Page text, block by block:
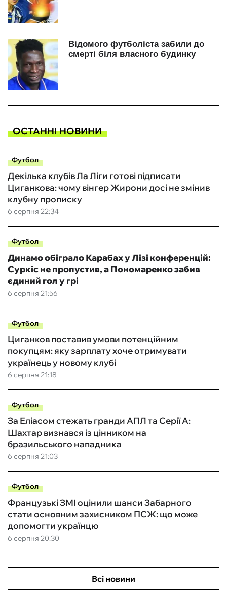
ОСТАННІ НОВИНИ
Футбол
6 серпня 22:34
Декілька клубів Ла Ліги готові підписати
Циганкова: чому вінгер Жирони досі не змінив
клубну прописку
Футбол
6 серпня 21:56
Динамо обіграло Карабах у Лізі конференцій:
Суркіс не пропустив, а Пономаренко забив
єдиний гол у грі
Футбол
6 серпня 21:18
Циганков поставив умови потенційним
покупцям: яку зарплату хоче отримувати
українець у новому клубі
Футбол
6 серпня 21:03
За Еліасом стежать гранди АПЛ та Серії А:
Шахтар визнався із цінником на
бразильського нападника
Футбол
6 серпня 20:30
Французькі ЗМІ оцінили шанси Забарного
стати основним захисником ПСЖ: що може
допомогти українцю
Всі новини